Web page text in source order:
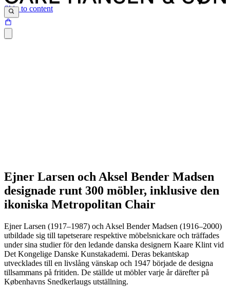
Skip to content
Eleganta och tidlösa möbler
Ejner Larsen och Aksel Bender Madsen
designade runt 300 möbler, inklusive den
ikoniska Metropolitan Chair
Ejner Larsen (1917–1987) och Aksel Bender Madsen (1916–2000)
utbildade sig till tapetserare respektive möbelsnickare och träffades
under sina studier för den ledande danska designern Kaare Klint vid
Det Kongelige Danske Kunstakademi. Deras bekantskap
utvecklades till en livslång vänskap och 1947 började de designa
tillsammans på fritiden. De ställde ut möbler varje år därefterpå
Københavns Snedkerlaugs utställning.